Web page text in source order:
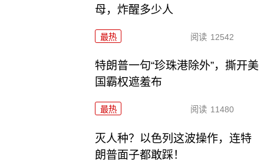
母，炸醒多少人
最热 阅读 12542
特朗普一句“珍珠港除外”，撕开美
国霸权遮羞布
最热 阅读 11480
灭人种？以色列这波操作，连特
朗普面子都敢踩！